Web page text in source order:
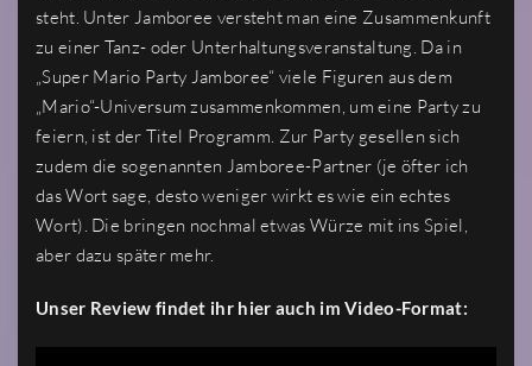
steht. Unter Jamboree versteht man eine Zusammenkunft
zu einer Tanz- oder Unterhaltungsveranstaltung. Da in
„Super Mario Party Jamboree“ viele Figuren aus dem
„Mario“-Universum zusammenkommen, um eine Party zu
feiern, ist der Titel Programm. Zur Party gesellen sich
zudem die sogenannten Jamboree-Partner (je öfter ich
das Wort sage, desto weniger wirkt es wie ein echtes
Wort). Die bringen nochmal etwas Würze mit ins Spiel,
aber dazu später mehr.
Unser Review findet ihr hier auch im Video-Format: